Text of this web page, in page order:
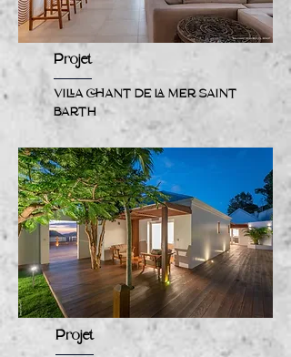
Projet
VILLA CHANT DE LA MER SAINT
BARTH
Projet